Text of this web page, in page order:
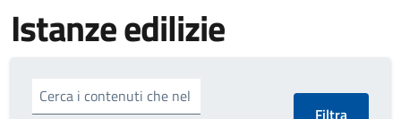
Istanze edilizie
Cerca i contenuti che nel